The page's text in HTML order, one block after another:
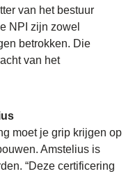
van het bestuur
NPI zijn zowel
betrokken. Die
van het
moet je grip krijgen op
Amstelius is
“Deze certificering